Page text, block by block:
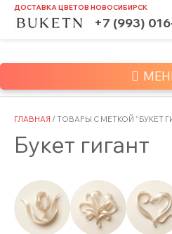
SkipДОСТАВКА ЦВЕТОВ НОВОСИБИРСК
+7 (993)
ГЛАВНАЯ / ТОВАРЫ С МЕТКОЙ “БУКЕТ
Букет гигант